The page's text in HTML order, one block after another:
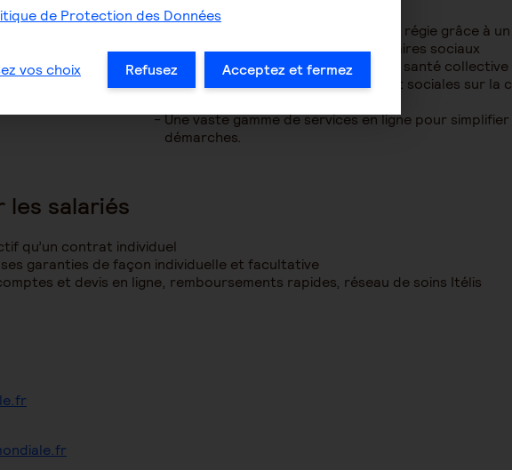
Protéger vos salariés et donc votre régie grâce à
spécialement conçu par les partenaires sociaux
L’expertise d’un groupe reconnu en santé collective
L’exonération de charges fiscales et sociales sur la
Une vaste gamme de services en ligne pour
démarches.
les salariés
qu’un contrat individuel
garanties de façon individuelle et facultative
et devis en ligne, remboursements rapides, réseau de soins Itélis
de Protection des Données
vos choix Refusez Acceptez et fermez